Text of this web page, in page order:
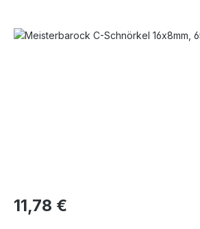
Bildergalerie überspringen
11,78 €